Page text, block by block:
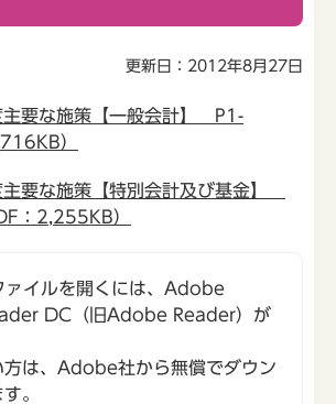
更新日：2012年8月27日
要な施策【一般会計】 P1-
）
要な施策【特別会計及び基金】
：2,255KB）
ァイルを開くには、Adobe
DC（旧Adobe Reader）が
方は、Adobe社から無償でダウン
。